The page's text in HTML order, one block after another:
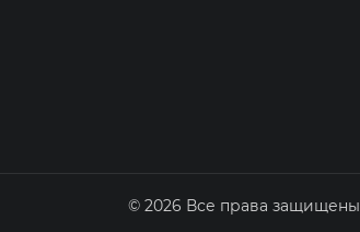
© 2026 Все права защищены